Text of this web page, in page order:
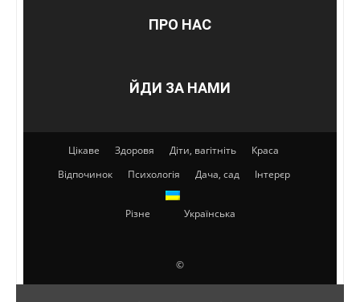
ПРО НАС
ЙДИ ЗА НАМИ
Цікаве Здоровя Діти, вагітніть
Краса
Відпочинок
Психологія Дача, сад Інтерєр
Різне Українська
©